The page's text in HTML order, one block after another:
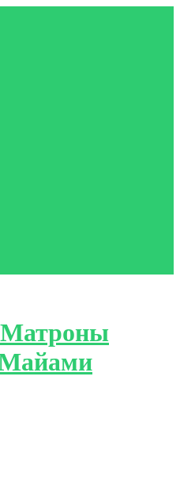
Матроны